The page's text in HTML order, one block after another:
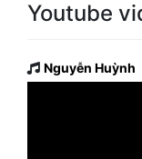
Youtube
Nguyễn Huỳnh